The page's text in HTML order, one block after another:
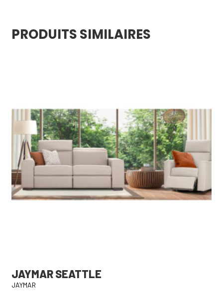
PRODUITS SIMILAIRES
JAYMAR SEATTLE
JAYMAR